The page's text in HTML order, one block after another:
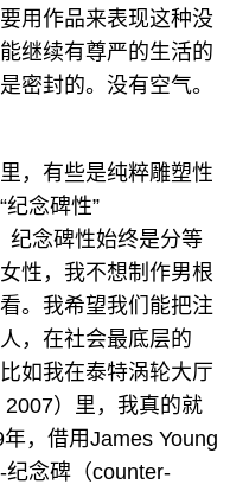
用作品来表现这种没
继续有尊严的生活的
密封的。没有空气。
，有些是纯粹雕塑性
念碑性”
纪念碑性始终是分等
性，我不想制作男根
。我希望我们能把注
，在社会最底层的
如我在泰特涡轮大厅
2007）里，我真的就
，借用James Young
念碑（counter-